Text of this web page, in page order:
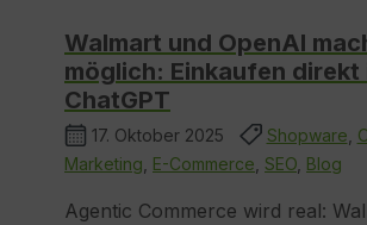
Walmart und OpenAI
möglich: Einkaufen direkt
ChatGPT
17. Oktober 2025 Shopware
Marketing E-Commerce SEO Blog
Agentic Commerce wird real: